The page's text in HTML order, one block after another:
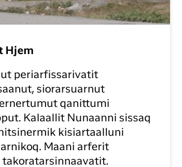
Hjem
periarfissarivatit
siorarsuarnut
qanittumi
Kalaallit Nunaanni sissaq
kisiartaalluni
Maani arferit